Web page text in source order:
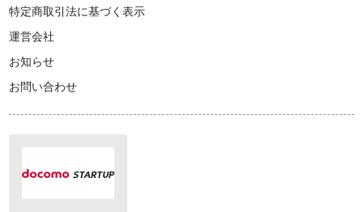
特定商取引法に基づく表示
運営会社
お知らせ
お問い合わせ